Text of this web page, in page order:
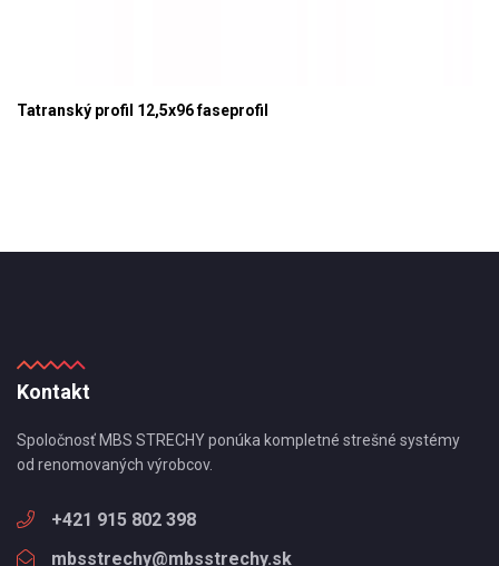
Tatranský profil 12,5x96 faseprofil
Kontakt
Spoločnosť MBS STRECHY ponúka kompletné strešné systémy
od renomovaných výrobcov.
+421 915 802 398
mbsstrechy@mbsstrechy.sk